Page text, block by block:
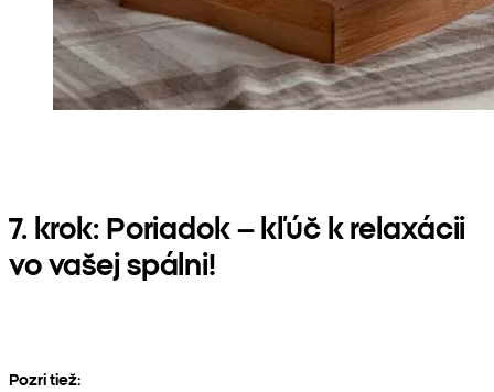
7. krok: Poriadok – kľúč k relaxácii
vo vašej spálni!
Pozri tiež: